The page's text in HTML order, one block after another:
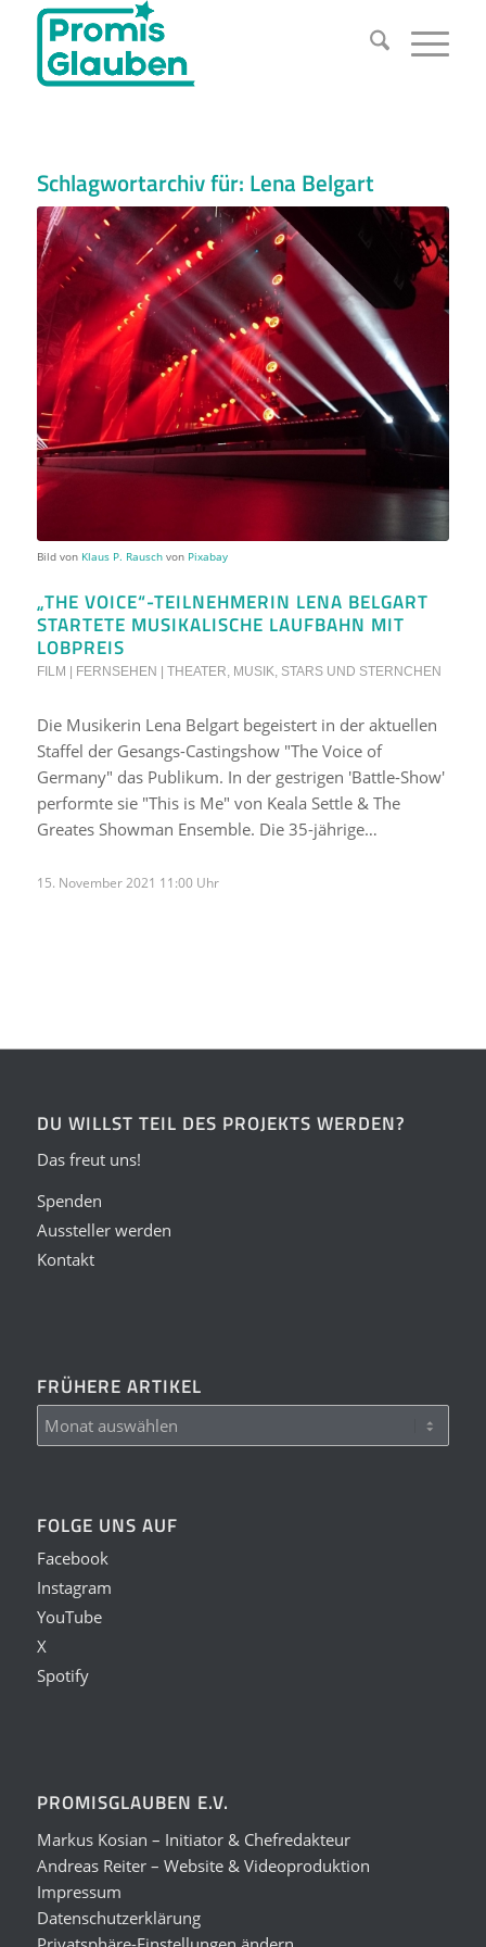
Schlagwortarchiv für: Lena Belgart
Bild von Klaus P. Rauschvon Pixabay
„THE VOICE“-TEILNEHMERIN LENA BELGART
STARTETE MUSIKALISCHE LAUFBAHN MIT
LOBPREIS
FILM | FERNSEHEN | THEATER MUSIK STARS UND STERNCHEN
Die Musikerin Lena Belgart begeistert in der aktuellen
Staffel der Gesangs-Castingshow "The Voice of
Germany" das Publikum. In der gestrigen 'Battle-Show'
performte sie "This is Me" von Keala Settle & The
Greates Showman Ensemble. Die 35-jährige…
15. November 2021 11:00 Uhr
DU WILLST TEIL DES PROJEKTS WERDEN?
Das freut uns!
Spenden
Aussteller werden
Kontakt
FRÜHERE ARTIKEL
FOLGE UNS AUF
Facebook
Instagram
YouTube
X
Spotify
PROMISGLAUBEN E.V.
Markus Kosian – Initiator & Chefredakteur
Andreas Reiter – Website & Videoproduktion
Impressum
Datenschutzerklärung